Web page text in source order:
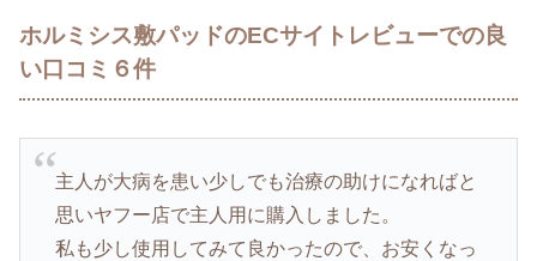
ホルミシス敷パッドのECサイトレビューでの良
い口コミ６件
主人が大病を患い少しでも治療の助けになればと
思いヤフー店で主人用に購入しました。
私も少し使用してみて良かったので、お安くなっ